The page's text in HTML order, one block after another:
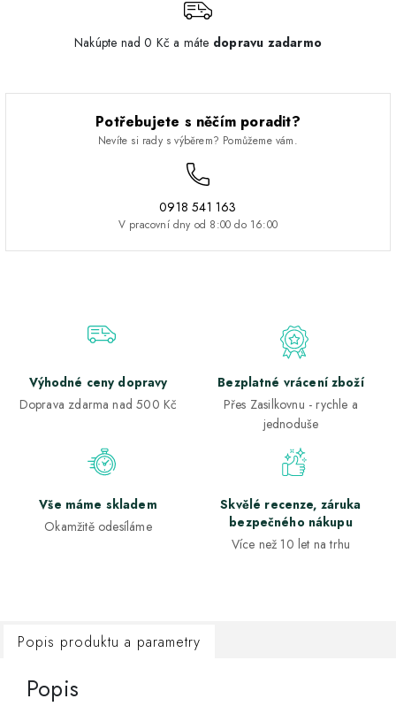
Nakúpte nad 0 Kč a máte dopravu zadarmo
Potřebujete s něčím poradit?
Nevíte si rady s výběrem? Pomůžeme vám.
0918 541 163
V pracovní dny od 8:00 do 16:00
Výhodné ceny dopravy
Doprava zdarma nad 500 Kč
Bezplatné vrácení zboží
Přes Zasilkovnu - rychle a
jednoduše
Vše máme skladem
Okamžitě odesíláme
Skvělé recenze, záruka
bezpečného nákupu
Více než 10 let na trhu
Popis produktu a parametry
Popis